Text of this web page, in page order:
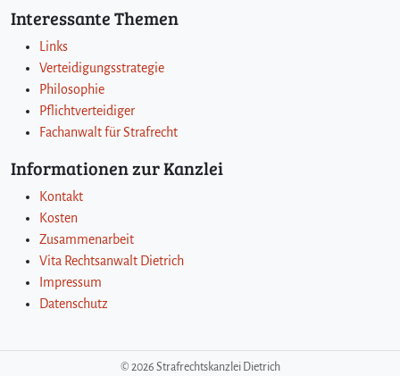
Interessante Themen
Links
Verteidigungsstrategie
Philosophie
Pflichtverteidiger
Fachanwalt für Strafrecht
Informationen zur Kanzlei
Kontakt
Kosten
Zusammenarbeit
Vita Rechtsanwalt Dietrich
Impressum
Datenschutz
© 2026 Strafrechtskanzlei Dietrich